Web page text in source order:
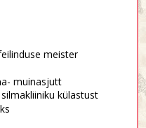
meister
muinasjutt
külastust